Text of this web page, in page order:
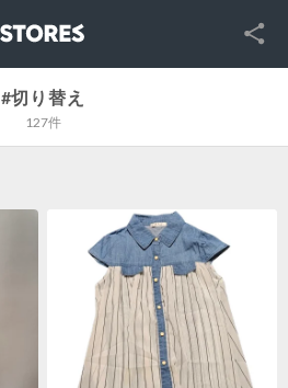
SNS
#切り替え
127件